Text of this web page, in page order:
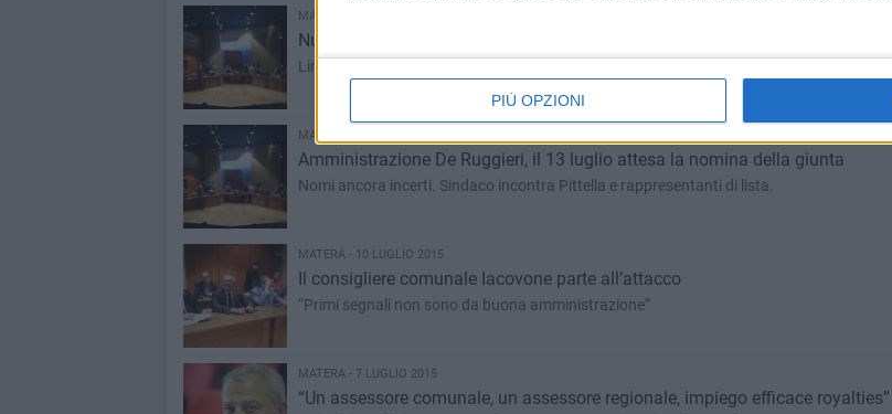
PIÙ OPZIONI
MATERA - 13 LUGLIO 2015
Nuovo consiglio comunale convocato il 18 luglio
Linee programmatiche e giunta saranno presentati ufficialmente
MATERA - 11 LUGLIO 2015
Amministrazione De Ruggieri, il 13 luglio attesa la nomina della giunta
Nomi ancora incerti. Sindaco incontra Pittella e rappresentanti di lista.
MATERA - 10 LUGLIO 2015
Il consigliere comunale Iacovone parte all’attacco
“Primi segnali non sono da buona amministrazione”
MATERA - 7 LUGLIO 2015
“Un assessore comunale, un assessore regionale, impiego efficace royalties”